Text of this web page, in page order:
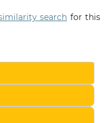
search for this